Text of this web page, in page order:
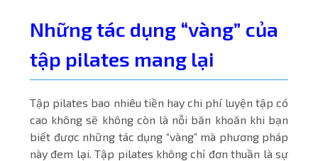
Những tác dụng “vàng” của
tập pilates mang lại
Tập pilates bao nhiêu tiền hay chi phí luyện tập có
cao không sẽ không còn là nỗi băn khoăn khi bạn
biết được những tác dụng “vàng” mà phương pháp
này đem lại. Tập pilates không chỉ đơn thuần là sự